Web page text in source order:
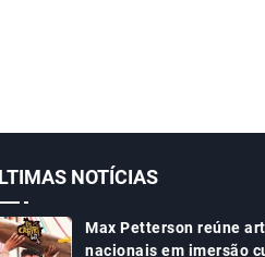
NOTÍCIAS
Max Petterson reúne
nacionais em imersão